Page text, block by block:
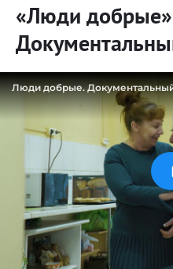
Про историю
Про жизнь замечательных
Про шоу-бизнес
Про здоровье
Про кино и театр
Про армию
Про войну
Про политику
Про спорт
Про путешествия
Про науку
«Люди
Люди добрые.